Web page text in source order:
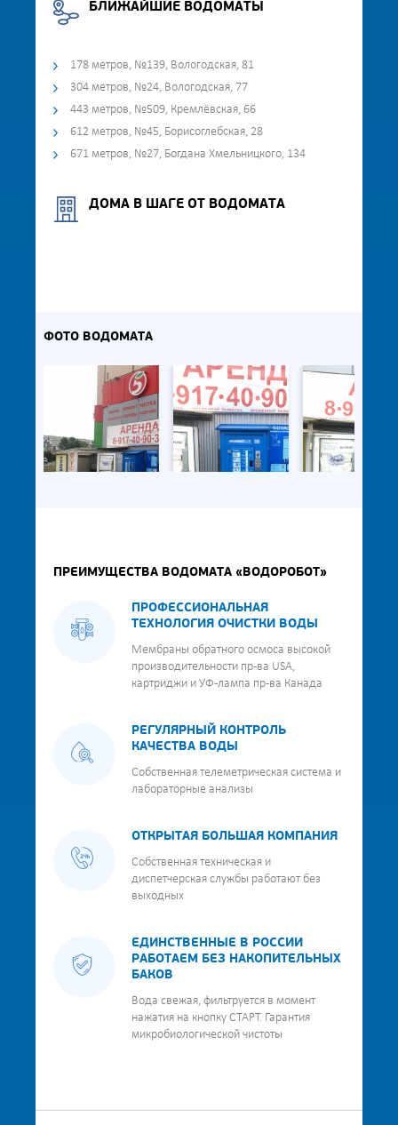
БЛИЖАЙШИЕ ВОДОМАТЫ
178 метров, №139, Вологодская, 81
304 метров, №24, Вологодская, 77
443 метров, №509, Кремлёвская, 66
612 метров, №45, Борисоглебская, 28
671 метров, №27, Богдана Хмельницкого, 134
ДОМА В ШАГЕ ОТ ВОДОМАТА
ФОТО ВОДОМАТА
ПРЕИМУЩЕСТВА ВОДОМАТА «ВОДОРОБОТ»
ПРОФЕССИОНАЛЬНАЯ
ТЕХНОЛОГИЯ ОЧИСТКИ ВОДЫ
Мембраны обратного осмоса высокой
производительности пр-ва USA,
картриджи и УФ-лампа пр-ва Канада
РЕГУЛЯРНЫЙ КОНТРОЛЬ
КАЧЕСТВА ВОДЫ
Собственная телеметрическая система и
лабораторные анализы
ОТКРЫТАЯ БОЛЬШАЯ КОМПАНИЯ
Собственная техническая и
диспетчерская службы работают без
выходных
ЕДИНСТВЕННЫЕ В РОССИИ
РАБОТАЕМ БЕЗ НАКОПИТЕЛЬНЫХ
БАКОВ
Вода свежая, фильтруется в момент
нажатия на кнопку СТАРТ. Гарантия
микробиологической чистоты